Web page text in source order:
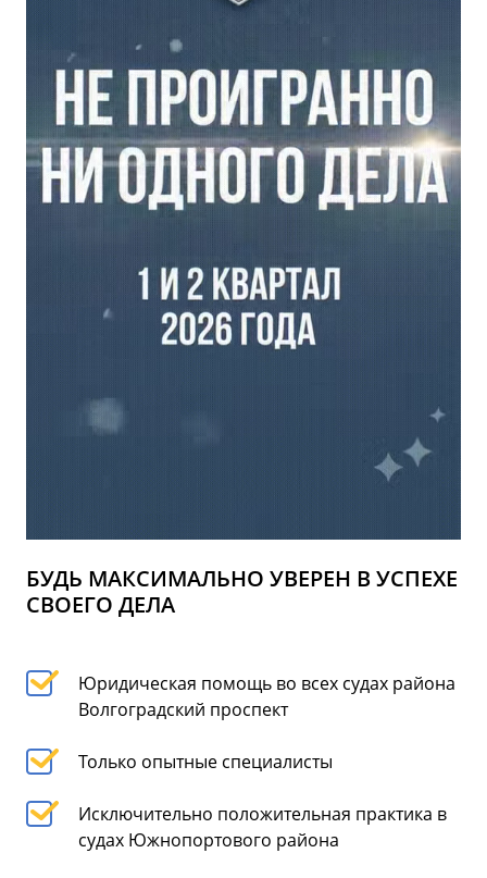
БУДЬ МАКСИМАЛЬНО УВЕРЕН В УСПЕХЕ
СВОЕГО ДЕЛА
Юридическая помощь во всех судах района
Волгоградский проспект
Только опытные специалисты
Исключительно положительная практика в
судах Южнопортового района